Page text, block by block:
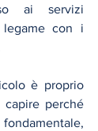
ai servizi
con i
è proprio
perché